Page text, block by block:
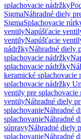
splachovacie nádržky
SigmaNáhradné diely
SigmaSplachovacie
ventilyNapúšťacie
ventilyNapúšťacie
nádržkyNáhradné diely
splachovacie nádržky
splachovacie nádržky
keramické splachovacie
splachovacie nádržky
ventily pre
ventilyNáhradné diely
splachovanieNáhradné
splachovanieNáhradné
súpravyNáhradné diely
splachovanieNáhradné